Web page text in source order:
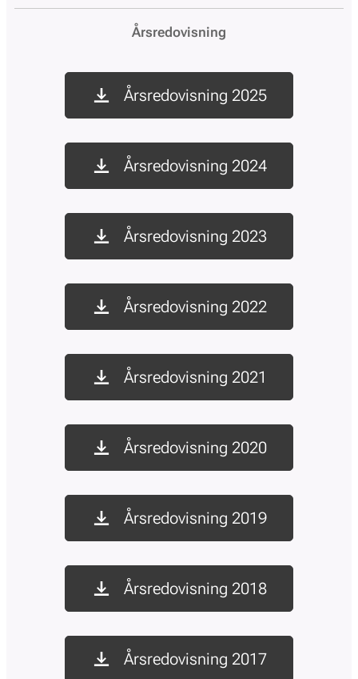
Årsredovisning
Årsredovisning 2025
Årsredovisning 2024
Årsredovisning 2023
Årsredovisning 2022
Årsredovisning 2021
Årsredovisning 2020
Årsredovisning 2019
Årsredovisning 2018
Årsredovisning 2017